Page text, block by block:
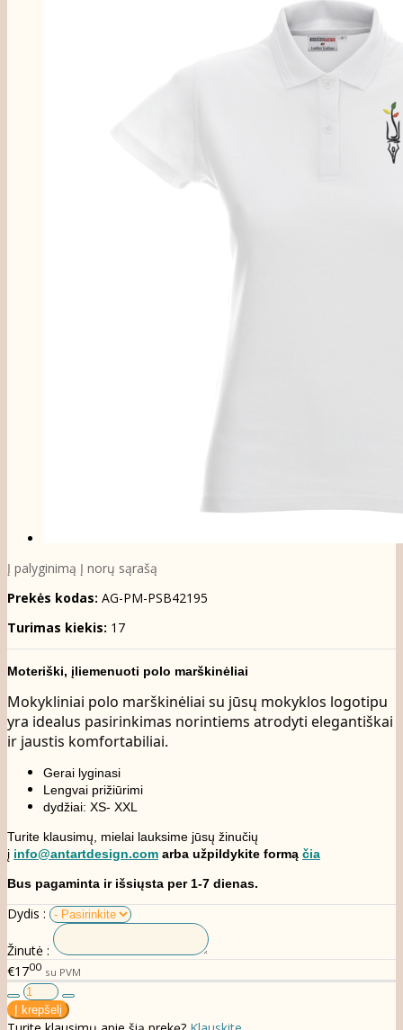
Į palyginimą Į norų sąrašą
Prekės kodas: AG-PM-PSB42195
Turimas kiekis: 17
Moteriški, įliemenuoti polo marškinėliai
Mokykliniai polo marškinėliai su jūsų mokyklos logotipu
yra idealus pasirinkimas norintiems atrodyti elegantiškai
ir jaustis komfortabiliai.
Gerai lyginasi
Lengvai prižiūrimi
dydžiai: XS- XXL
Turite klausimų, mielai lauksime jūsų žinučių
į info@antartdesign.com arba užpildykite formą čia
Bus pagaminta ir išsiųsta per 1-7 dienas.
Dydis :
Žinutė :
€1700 su PVM